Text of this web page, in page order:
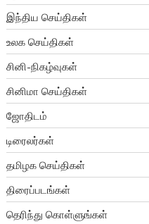
இந்திய செய்திகள்
உலக செய்திகள்
சினி-நிகழ்வுகள்
சினிமா செய்திகள்
ஜோதிடம்
டிரைலர்கள்
தமிழக செய்திகள்
திரைப்படங்கள்
தெரிந்து கொள்ளுங்கள்